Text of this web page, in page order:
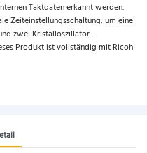
Taktdaten erkannt werden.
Zeiteinstellungsschaltung, um eine
zwei Kristalloszillator-
Produkt ist vollständig mit Ricoh